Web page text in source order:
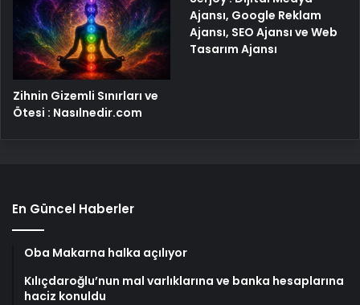
Zihnin Gizemli Sınırları ve
Ötesi : Nasılnedir.com
Ajansı, Google Reklam
Ajansı, SEO Ajansı ve Web
Tasarım Ajansı
En Güncel Haberler
Oba Makarna halka açılıyor
Kılıçdaroğlu’nun mal varlıklarına ve banka hesaplarına
haciz konuldu